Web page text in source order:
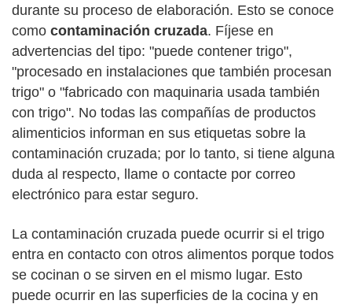
durante su proceso de elaboración. Esto se conoce
como contaminación cruzada. Fíjese en
advertencias del tipo: "puede contener trigo",
"procesado en instalaciones que también procesan
trigo" o "fabricado con maquinaria usada también
con trigo". No todas las compañías de productos
alimenticios informan en sus etiquetas sobre la
contaminación cruzada; por lo tanto, si tiene alguna
duda al respecto, llame o contacte por correo
electrónico para estar seguro.
La contaminación cruzada puede ocurrir si el trigo
entra en contacto con otros alimentos porque todos
se cocinan o se sirven en el mismo lugar. Esto
puede ocurrir en las superficies de la cocina y en